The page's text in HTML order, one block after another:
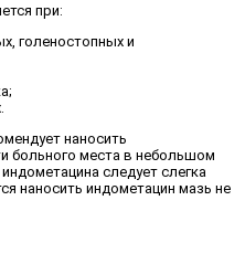
при:
голеностопных и
наносить
больного места в небольшом
следует слегка
наносить индометацин мазь не